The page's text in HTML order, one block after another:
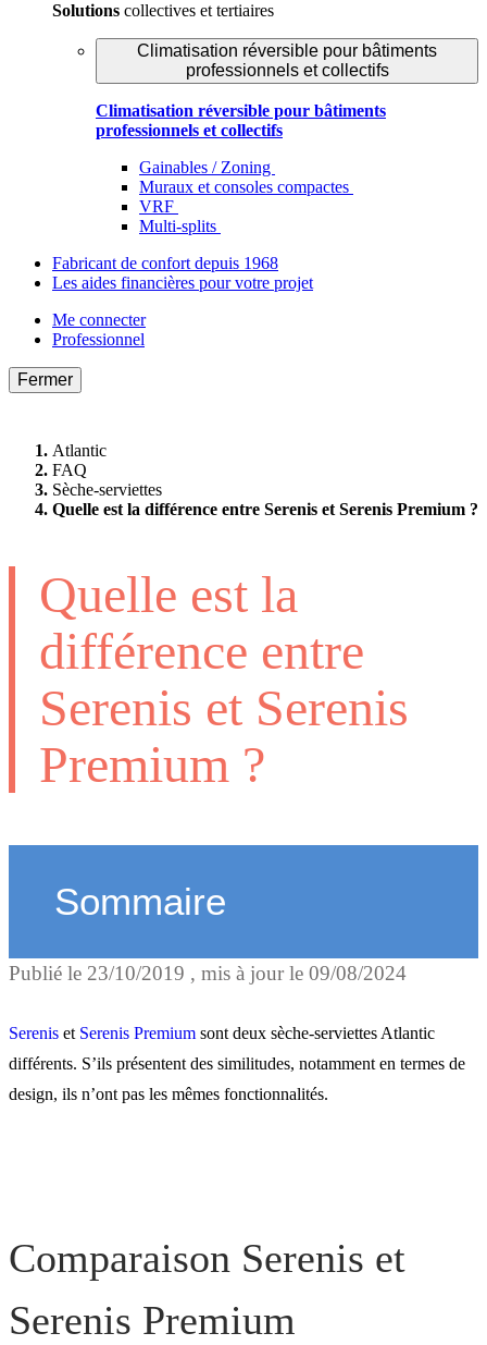
Solutions collectives et tertiaires
Climatisation réversible pour bâtiments
professionnels et collectifs
Climatisation réversible pour bâtiments
professionnels et collectifs
Gainables / Zoning
Muraux et consoles compactes
VRF
Multi-splits
Fabricant de confort depuis 1968
Les aides financières pour votre projet
Me connecter
Professionnel
Fermer
Atlantic
FAQ
Sèche-serviettes
Quelle est la différence entre Serenis et Serenis Premium ?
Quelle est la
différence entre
Serenis et Serenis
Premium ?
Sommaire
Comparaison Serenis et
Serenis Premium
Les fonctionnalités
Publié le 23/10/2019 , mis à jour le 09/08/2024
Serenis et Serenis Premium sont deux sèche-serviettes Atlantic
différents. S’ils présentent des similitudes, notamment en termes de
design, ils n’ont pas les mêmes fonctionnalités.
Comparaison Serenis et
Serenis Premium